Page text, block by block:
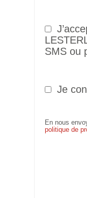
SMS ou
Je
En nous
politique de